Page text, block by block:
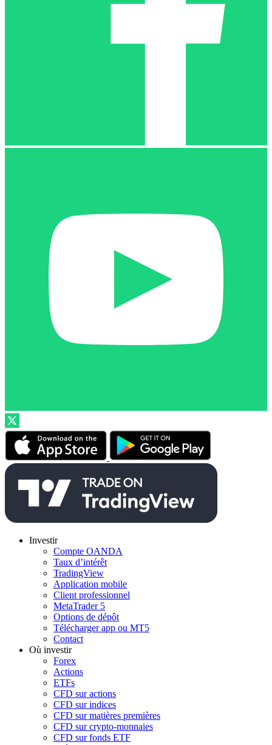
Investir
Compte OANDA
Taux d’intérêt
TradingView
Application mobile
Client professionnel
MetaTrader 5
Options de dépôt
Télécharger app ou MT5
Contact
Où investir
Forex
Actions
ETFs
CFD sur actions
CFD sur indices
CFD sur matières premières
CFD sur crypto-monnaies
CFD sur fonds ETF